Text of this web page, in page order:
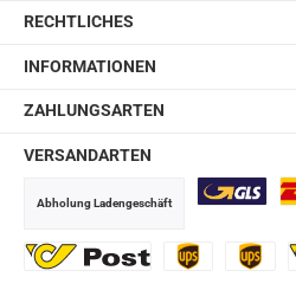
RECHTLICHES
INFORMATIONEN
ZAHLUNGSARTEN
VERSANDARTEN
Abholung Ladengeschäft